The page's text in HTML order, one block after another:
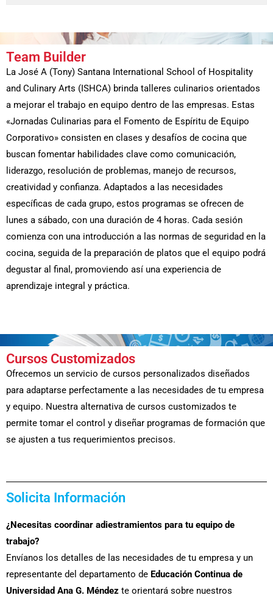
Team Builder
La José A (Tony) Santana International School of Hospitality
and Culinary Arts (ISHCA) brinda talleres culinarios orientados
a mejorar el trabajo en equipo dentro de las empresas. Estas
«Jornadas Culinarias para el Fomento de Espíritu de Equipo
Corporativo» consisten en clases y desafíos de cocina que
buscan fomentar habilidades clave como comunicación,
liderazgo, resolución de problemas, manejo de recursos,
creatividad y confianza. Adaptados a las necesidades
específicas de cada grupo, estos programas se ofrecen de
lunes a sábado, con una duración de 4 horas. Cada sesión
comienza con una introducción a las normas de seguridad en la
cocina, seguida de la preparación de platos que el equipo podrá
degustar al final, promoviendo así una experiencia de
aprendizaje integral y práctica.
Cursos Customizados
Ofrecemos un servicio de cursos personalizados diseñados
para adaptarse perfectamente a las necesidades de tu empresa
y equipo. Nuestra alternativa de cursos customizados te
permite tomar el control y diseñar programas de formación que
se ajusten a tus requerimientos precisos.
Solicita Información
¿Necesitas coordinar adiestramientos para tu equipo de
trabajo?
Envíanos los detalles de las necesidades de tu empresa y un
representante del departamento de Educación Continua de
Universidad Ana G. Méndez te orientará sobre nuestros